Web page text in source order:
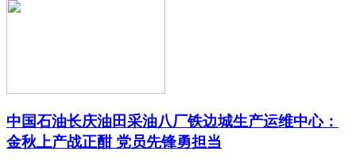
中国石油长庆油田采油八厂铁边城生产运维中心：
金秋上产战正酣 党员先锋勇担当